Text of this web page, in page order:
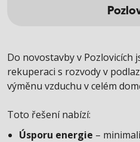
Do novostavby v Pozlovicích
rekuperaci s rozvody v
výměnu vzduchu v celém
Toto řešení nabízí:
Úsporu energie –